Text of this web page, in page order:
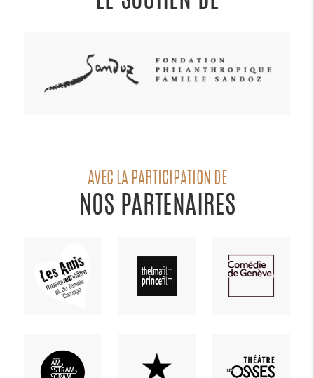
AVEC LA PARTICIPATION DE
NOS PARTENAIRES